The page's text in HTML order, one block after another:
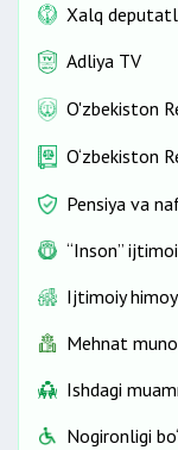
Xalq
Adliya TV
O'zbekiston
O‘zbekiston
Pensiya va
“Inson”
Ijtimoiy
Mehnat
Ishdagi
Nogironligi